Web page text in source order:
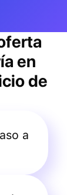
en
de
a